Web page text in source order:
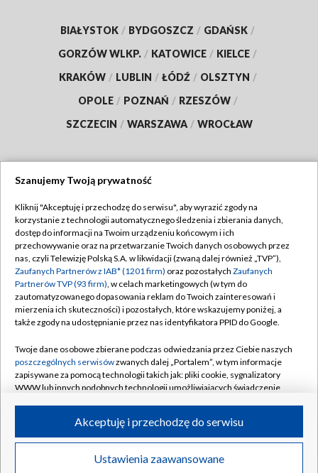
BIAŁYSTOK / BYDGOSZCZ / GDAŃSK /
GORZÓW WLKP. / KATOWICE / KIELCE /
KRAKÓW / LUBLIN / ŁÓDŹ / OLSZTYN /
OPOLE / POZNAŃ / RZESZÓW /
SZCZECIN / WARSZAWA / WROCŁAW
TVP
Abonament TVP
Emisja w TVP
Centrum informacji TVP
Naziemna Telewizja Cyfrowa
Rada Programowa
System NOS
Informacje o nadawcy
Program dla prasy
Regulamin TVP
Polityka prywatności
Moje zgody
Pomoc
Kontakt
Kanały
©2026 Telewizja Polska S.A. w likwidacji
Szanujemy Twoją prywatność
Kliknij "Akceptuję i przechodzę do serwisu", aby wyrazić zgody na
korzystanie z technologii automatycznego śledzenia i zbierania danych,
dostęp do informacji na Twoim urządzeniu końcowym i ich
przechowywanie oraz na przetwarzanie Twoich danych osobowych przez
nas, czyli Telewizję Polską S.A. w likwidacji (zwaną dalej również „TVP”),
Zaufanych Partnerów z IAB* (1201 firm) oraz pozostałych Zaufanych
Partnerów TVP (93 firm), w celach marketingowych (w tym do
zautomatyzowanego dopasowania reklam do Twoich zainteresowań i
mierzenia ich skuteczności) i pozostałych, które wskazujemy poniżej, a
także zgody na udostępnianie przez nas identyfikatora PPID do Google.
Twoje dane osobowe zbierane podczas odwiedzania przez Ciebie naszych
poszczególnych serwisówzwanych dalej „Portalem”, w tym informacje
zapisywane za pomocą technologii takich jak: pliki cookie, sygnalizatory
WWW lub innych podobnych technologii umożliwiających świadczenie
ruchu w Internecie.
Twoje dane osobowe zbierane podczas odwiedzania przez Ciebie
poszczególnych serwisówna Portalu, takie jak adresy IP, identyfikatory
Ustawienia zaawansowane
Akceptuję i przechodzę do serwisu